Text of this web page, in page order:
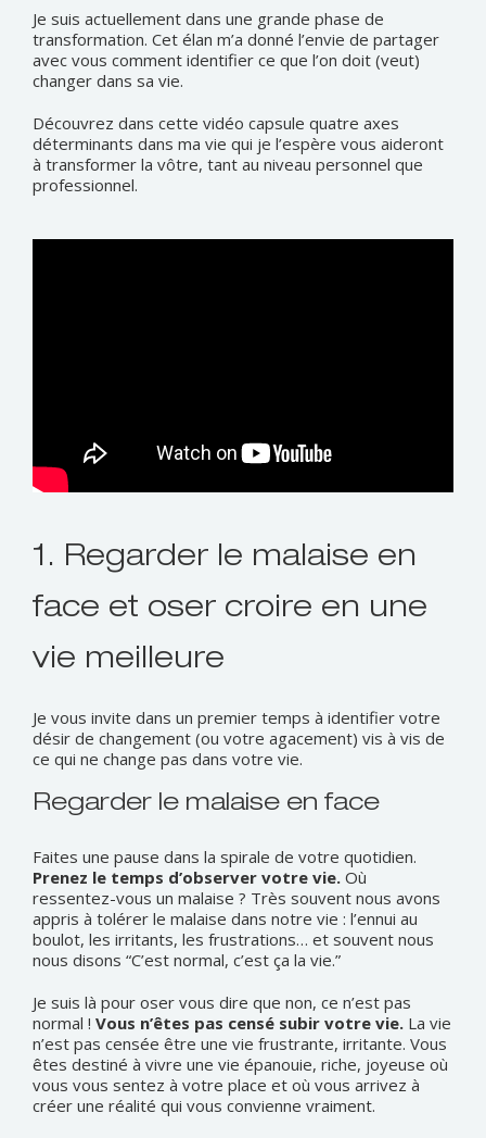
Je suis actuellement dans une grande phase de
transformation. Cet élan m’a donné l’envie de partager
avec vous comment identifier ce que l’on doit (veut)
changer dans sa vie.
Découvrez dans cette vidéo capsule quatre axes
déterminants dans ma vie qui je l’espère vous aideront
à transformer la vôtre, tant au niveau personnel que
professionnel.
1. Regarder le malaise en
face et oser croire en une
vie meilleure
Je vous invite dans un premier temps à identifier votre
désir de changement (ou votre agacement) vis à vis de
ce qui ne change pas dans votre vie.
Regarder le malaise en face
Faites une pause dans la spirale de votre quotidien.
Prenez le temps d’observer votre vie. Où
ressentez-vous un malaise ? Très souvent nous avons
appris à tolérer le malaise dans notre vie : l’ennui au
boulot, les irritants, les frustrations… et souvent nous
nous disons “C’est normal, c’est ça la vie.”
Je suis là pour oser vous dire que non, ce n’est pas
normal ! Vous n’êtes pas censé subir votre vie. La vie
n’est pas censée être une vie frustrante, irritante. Vous
êtes destiné à vivre une vie épanouie, riche, joyeuse où
vous vous sentez à votre place et où vous arrivez à
créer une réalité qui vous convienne vraiment.